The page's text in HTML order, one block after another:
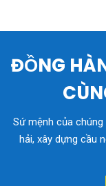
ĐỒNG
Sứ mệnh của
hải, xây dựng cầu